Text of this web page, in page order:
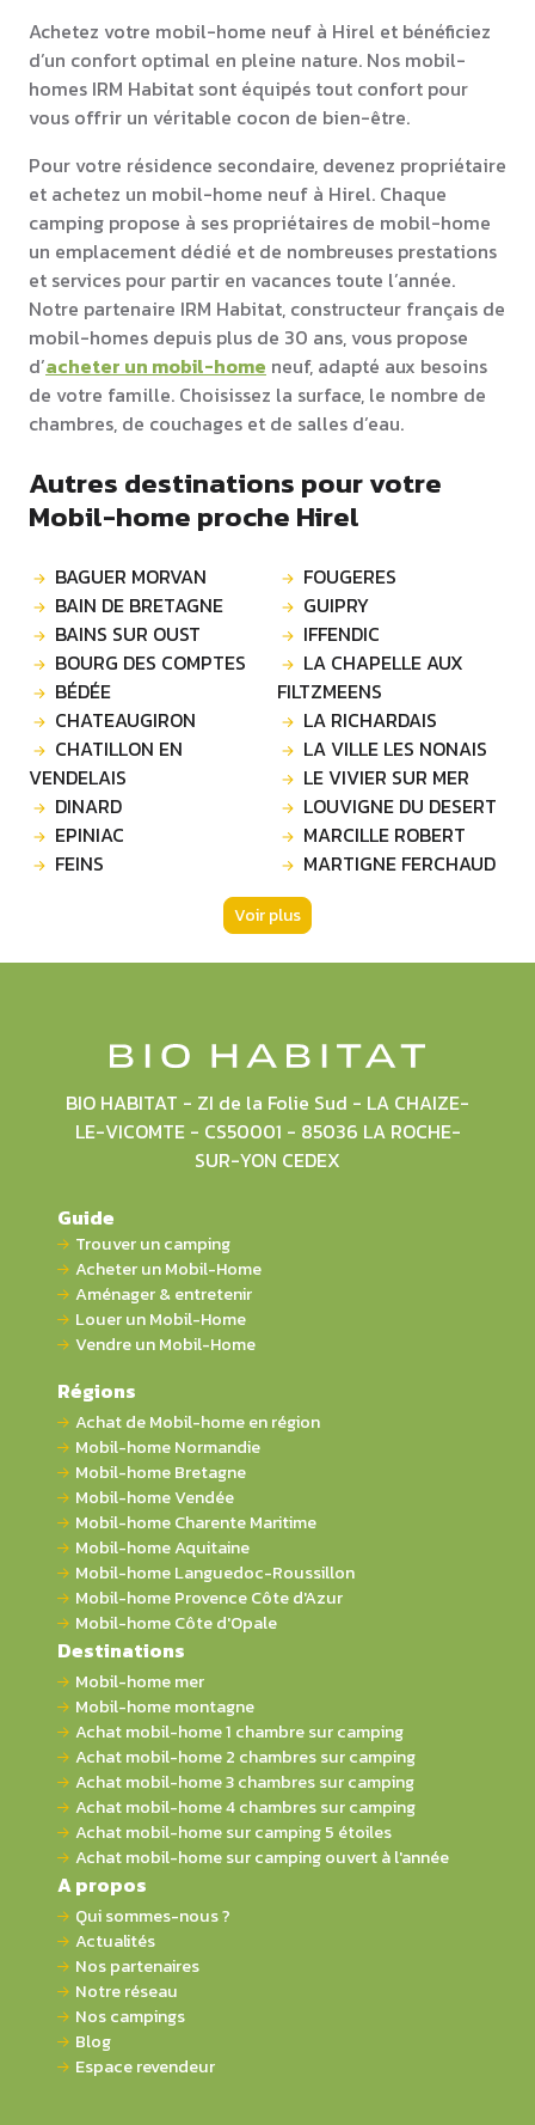
Achetez votre mobil-home neuf à Hirel et bénéficiez
d’un confort optimal en pleine nature. Nos mobil-
homes IRM Habitat sont équipés tout confort pour
vous offrir un véritable cocon de bien-être.
Pour votre résidence secondaire, devenez propriétaire
et achetez un mobil-home neuf à Hirel. Chaque
camping propose à ses propriétaires de mobil-home
un emplacement dédié et de nombreuses prestations
et services pour partir en vacances toute l’année.
Notre partenaire IRM Habitat, constructeur français de
mobil-homes depuis plus de 30 ans, vous propose
d’acheter un mobil-home neuf, adapté aux besoins
de votre famille. Choisissez la surface, le nombre de
chambres, de couchages et de salles d’eau.
Autres destinations pour votre
Mobil-home proche Hirel
BAGUER MORVAN
BAIN DE BRETAGNE
BAINS SUR OUST
BOURG DES COMPTES
BÉDÉE
CHATEAUGIRON
CHATILLON EN
VENDELAIS
DINARD
EPINIAC
FEINS
FOUGERES
GUIPRY
IFFENDIC
LA CHAPELLE AUX
FILTZMEENS
LA RICHARDAIS
LA VILLE LES NONAIS
LE VIVIER SUR MER
LOUVIGNE DU DESERT
MARCILLE ROBERT
MARTIGNE FERCHAUD
Voir plus
BIO HABITAT - ZI de la Folie Sud - LA CHAIZE-
LE-VICOMTE - CS50001 - 85036 LA ROCHE-
SUR-YON CEDEX
Guide
Trouver un camping
Acheter un Mobil-Home
Aménager & entretenir
Louer un Mobil-Home
Vendre un Mobil-Home
Régions
Achat de Mobil-home en région
Mobil-home Normandie
Mobil-home Bretagne
Mobil-home Vendée
Mobil-home Charente Maritime
Mobil-home Aquitaine
Mobil-home Languedoc-Roussillon
Mobil-home Provence Côte d'Azur
Mobil-home Côte d'Opale
Destinations
Mobil-home mer
Mobil-home montagne
Achat mobil-home 1 chambre sur camping
Achat mobil-home 2 chambres sur camping
Achat mobil-home 3 chambres sur camping
Achat mobil-home 4 chambres sur camping
Achat mobil-home sur camping 5 étoiles
Achat mobil-home sur camping ouvert à l'année
A propos
Qui sommes-nous ?
Actualités
Nos partenaires
Notre réseau
Nos campings
Blog
Espace revendeur